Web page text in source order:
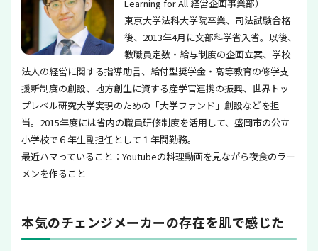
Learning for All 経営企画事業部）
東京大学法科大学院卒業、司法試験合格
後、2013年4月に文部科学省入省。以後、
教職員定数・給与制度の企画立案、学校
法人の経営に関する指導助言、給付型奨学金・高等教育の修学支
援新制度の創設、地方創生に資する産学官連携の振興、世界トッ
プレベル研究大学実現のための「大学ファンド」創設などを担
当。2015年度には省内の職員研修制度を活用して、盛岡市の公立
小学校で６年生副担任として１年間勤務。
最近ハマっていること：Youtubeの料理動画を見ながら夜食のラー
メンを作ること
本気のチェンジメーカーの存在を肌で感じた